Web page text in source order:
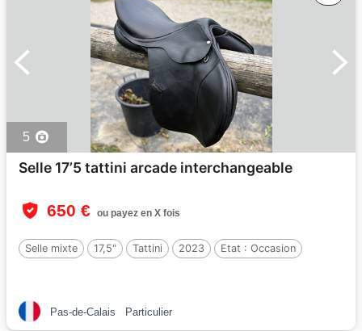
5
Selle 17’5 tattini arcade interchangeable
650 € ou payez en X fois
Selle mixte 17,5" Tattini 2023 Etat : Occasion
Pas-de-Calais Particulier